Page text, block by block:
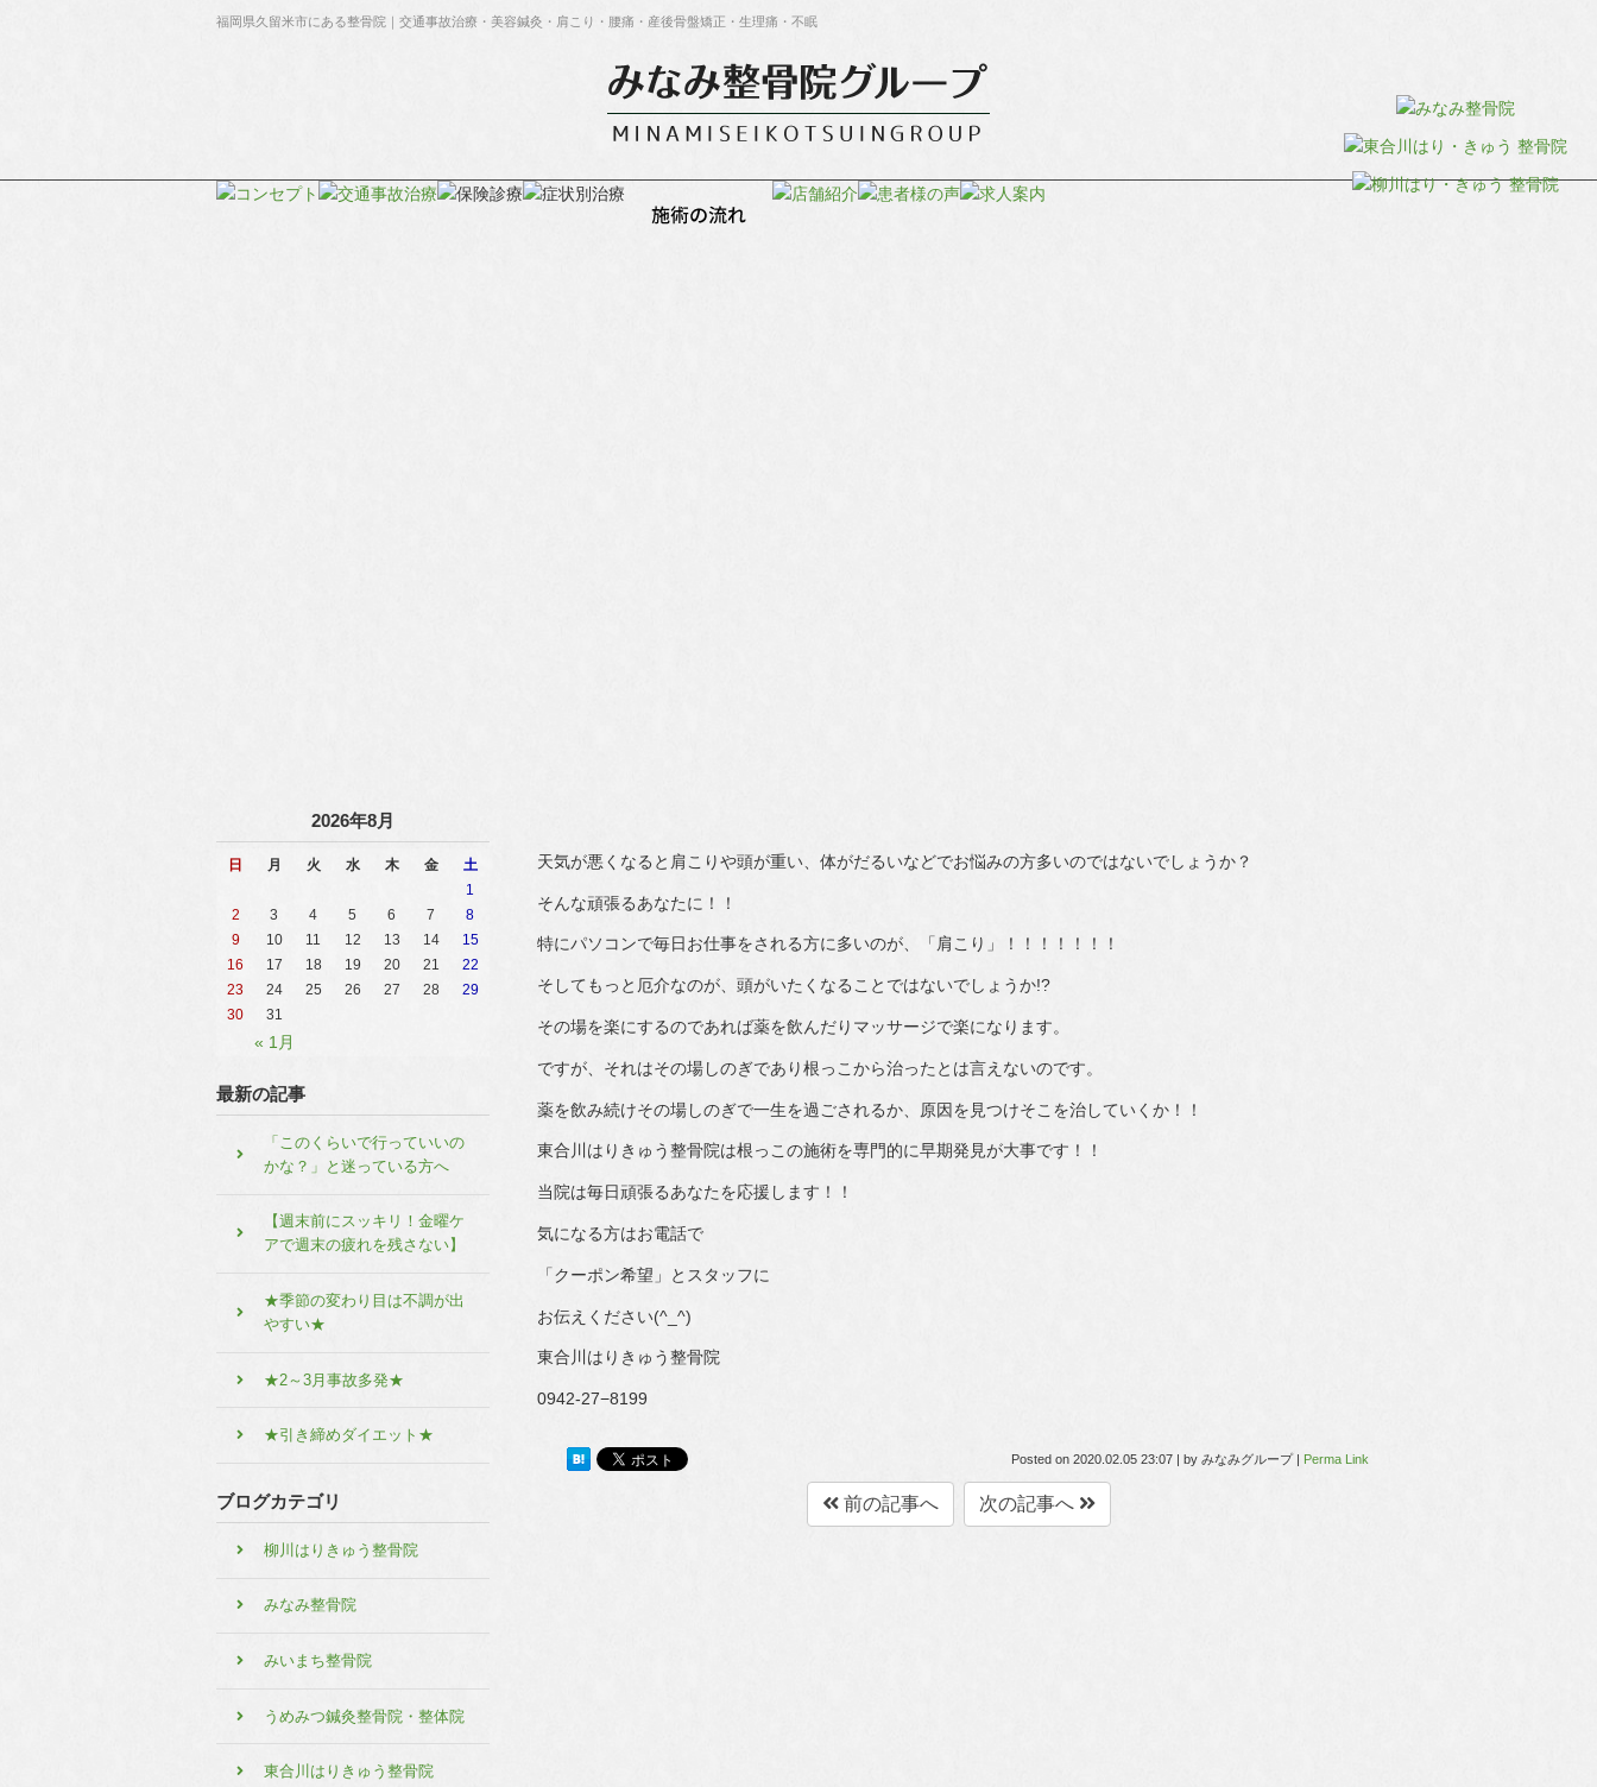
福岡県久留米市にある整骨院｜交通事故治療・美容鍼灸・肩こり・腰痛・産後骨盤矯正・生理痛・不眠
天気が悪くなると肩こりや頭が重い、体がだるいなどでお悩みの方多いのではないでしょうか？
そんな頑張るあなたに！！
特にパソコンで毎日お仕事をされる方に多いのが、「肩こり」！！！！！！！
そしてもっと厄介なのが、頭がいたくなることではないでしょうか!?
その場を楽にするのであれば薬を飲んだりマッサージで楽になります。
ですが、それはその場しのぎであり根っこから治ったとは言えないのです。
薬を飲み続けその場しのぎで一生を過ごされるか、原因を見つけそこを治していくか！！
東合川はりきゅう整骨院は根っこの施術を専門的に早期発見が大事です！！
当院は毎日頑張るあなたを応援します！！
気になる方はお電話で
「クーポン希望」とスタッフに
お伝えください(^_^)
東合川はりきゅう整骨院
0942-27−8199
Posted on 2020.02.05 23:07 | by みなみグループ| Perma Link
前の記事へ 次の記事へ
2026年8月
日 月 火 水 木 金 土
« 1月
1
2
3 4 5 6 7
8
9
10 11 12 13 14
15
16
17 18 19 20 21
22
23
24 25 26 27 28
29
30
31
最新の記事
「このくらいで行っていいの
かな？」と迷っている方へ
【週末前にスッキリ！金曜ケ
アで週末の疲れを残さない】
★季節の変わり目は不調が出
やすい★
★2～3月事故多発★
★引き締めダイエット★
ブログカテゴリ
柳川はりきゅう整骨院
みなみ整骨院
みいまち整骨院
うめみつ鍼灸整骨院・整体院
東合川はりきゅう整骨院